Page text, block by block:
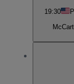
19:30